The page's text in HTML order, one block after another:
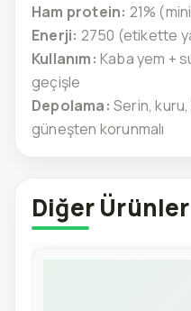
Ham protein: 21%
Enerji: 2750 (etikette
Kullanım: Kaba yem +
geçişle
Depolama: Serin,
güneşten korunmalı
Diğer Ürünler